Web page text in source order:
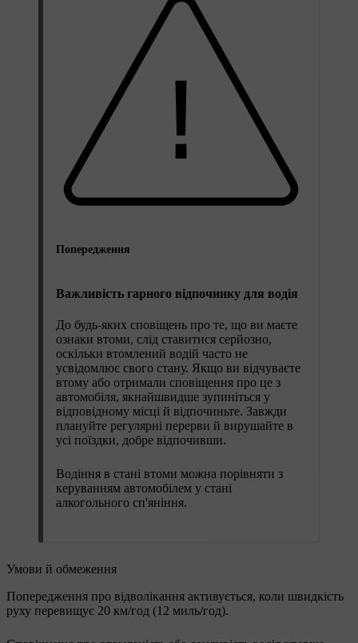
Попередження
Важливість гарного відпочинку для водія
До будь-яких сповіщень про те, що ви маєте
ознаки втоми, слід ставитися серйозно,
оскільки втомлений водій часто не
усвідомлює свого стану. Якщо ви відчуваєте
втому або отримали сповіщення про це з
автомобіля, якнайшвидше зупиніться у
відповідному місці й відпочиньте. Завжди
плануйте регулярні перерви й вирушайте в
усі поїздки, добре відпочивши.
Водіння в стані втоми можна порівняти з
керуванням автомобілем у стані
алкогольного сп'яніння.
Умови й обмеження
Попередження про відволікання активується, коли швидкість
руху перевищує 20 км/год (12 миль/год).